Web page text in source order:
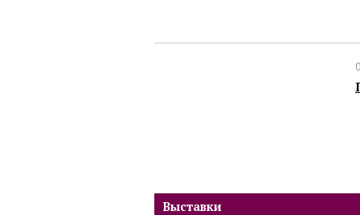
Выставки